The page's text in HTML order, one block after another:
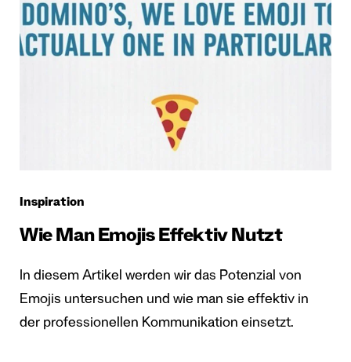
Inspiration
Wie Man Emojis Effektiv Nutzt
In diesem Artikel werden wir das Potenzial von
Emojis untersuchen und wie man sie effektiv in
der professionellen Kommunikation einsetzt.